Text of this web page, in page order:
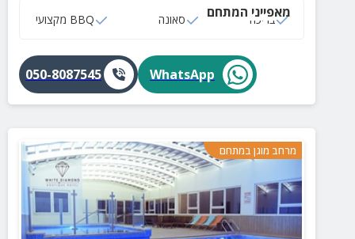
מאפייני המתחם
בריכה סאונה BBQ מקצועי
WhatsApp
050-8087545
מרחב מוגן במתחם